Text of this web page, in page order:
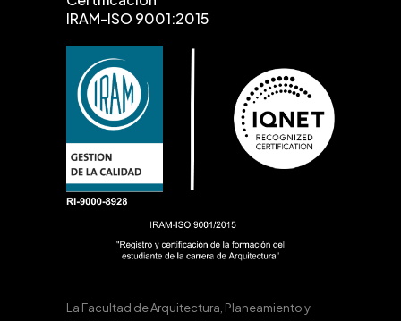
IRAM-ISO 9001:2015
La Facultad de Arquitectura, Planeamiento y